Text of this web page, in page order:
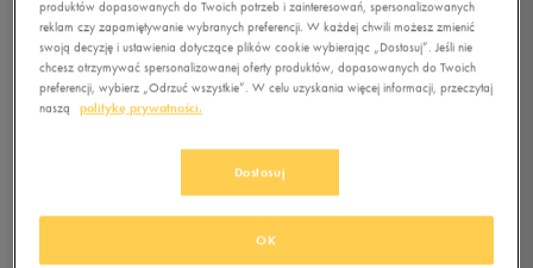
UMBRO KURTKA PRO
TRAINING HOODED FZ
0.0
KLUBIE 50 STYLE
produktów dopasowanych do Twoich potrzeb i zainteresowań, spersonalizowanych
reklam czy zapamiętywanie wybranych preferencji. W każdej chwili możesz zmienić
swoją decyzję i ustawienia dotyczące plików cookie wybierając „Dostosuj”. Jeśli nie
chcesz otrzymywać spersonalizowanej oferty produktów, dopasowanych do Twoich
preferencji, wybierz „Odrzuć wszystkie”. W celu uzyskania więcej informacji, przeczytaj
naszą
politykę prywatności.
Dostosuj
OK